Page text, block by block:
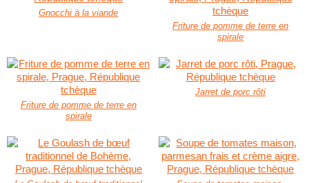
Gnocchi à la viande
Friture de pomme de terre en
spirale
Friture de pomme de terre en
spirale
Jarret de porc rôti